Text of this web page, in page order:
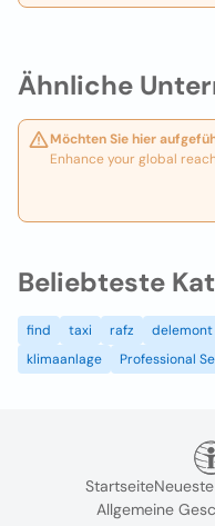
Ähnliche
Möchten Sie hier
Enhance your global
Beliebteste
find taxi rafz delemont
klimaanlage
Professional
Startseite
Allgemeine